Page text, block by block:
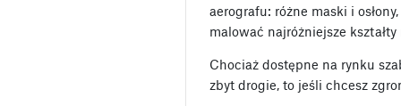
aerografu: różne maski i
malować najróżniejsze
Chociaż dostępne na rynku
zbyt drogie, to jeśli chcesz